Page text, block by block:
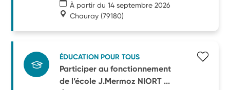
À partir du 14 septembre 2026
Chauray (79180)
ÉDUCATION POUR TOUS
Participer au fonctionnement
de l’école J.Mermoz NIORT ...